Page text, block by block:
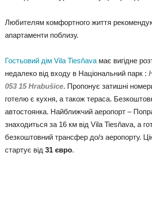
Любителям комфортного життя рекомендую
апартаменти поблизу.
Гостьовий дім Vila Tiesňava має вигідне
недалеко від входу в Національний парк :
053 15 Hrabušice. Пропонує затишні
готелю є кухня, а також тераса.
автостоянка. Найближчий аеропорт –
знаходиться за 16 км від Vila Tiesňava, а
безкоштовний трансфер до/з аеропорту.
стартує від 31 євро.